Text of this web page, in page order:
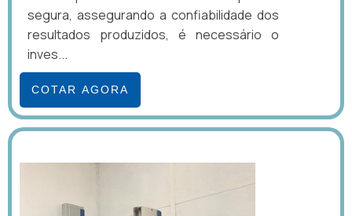
segura, assegurando a confiabilidade dos
resultados produzidos, é necessário o
inves...
COTAR AGORA